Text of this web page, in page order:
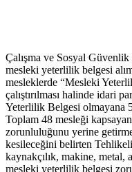
Çalışma ve Sosyal Güvenlik
mesleki yeterlilik belgesi
mesleklerde “Mesleki
çalıştırılması halinde idari
Yeterlilik Belgesi olmayana
Toplam 48 mesleği
zorunluluğunu yerine
kesileceğini belirten
kaynakçılık, makine, metal,
mesleki yeterlilik belgesi